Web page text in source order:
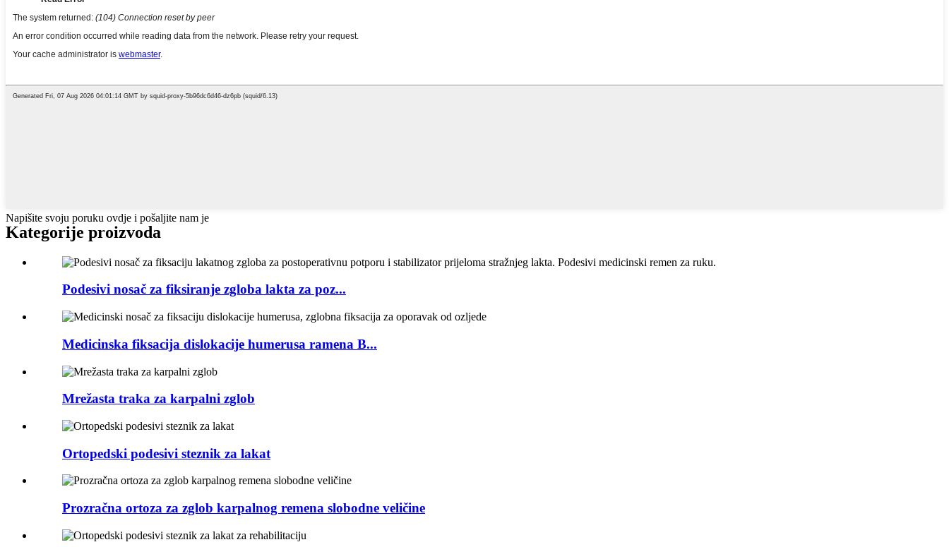
Napišite svoju poruku ovdje i pošaljite nam je
Kategorije proizvoda
Podesivi nosač za fiksiranje zgloba lakta za poz...
Medicinska fiksacija dislokacije humerusa ramena B...
Mrežasta traka za karpalni zglob
Ortopedski podesivi steznik za lakat
Prozračna ortoza za zglob karpalnog remena slobodne veličine